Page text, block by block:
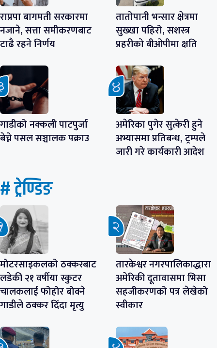
राप्रपा बागमती सरकारमा
नजाने, सत्ता समीकरणबाट
टाढै रहने निर्णय
तातोपानी भन्सार क्षेत्रमा
सुख्खा पहिरो, सशस्त्र
प्रहरीको बीओपीमा क्षति
गाडीको नक्कली पाटपुर्जा
बेच्ने पसल सञ्चालक पक्राउ
अमेरिका पुगेर सुत्केरी हुने
अभ्यासमा प्रतिबन्ध, ट्रम्पले
जारी गरे कार्यकारी आदेश
# ट्रेण्डिङ
मोटरसाइकलको ठक्करबाट
लडेकी २१ वर्षीया स्कुटर
चालकलाई फोहोर बोक्ने
गाडीले ठक्कर दिँदा मृत्यु
तारकेश्वर नगरपालिकाद्धारा
अमेरिकी दूतावासमा भिसा
सहजीकरणको पत्र लेखेको
स्वीकार